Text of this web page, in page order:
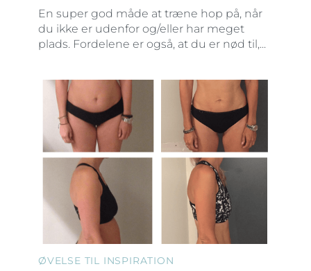
En super god måde at træne hop på, når
du ikke er udenfor og/eller har meget
plads. Fordelene er også, at du er nød til,...
ØVELSE TIL INSPIRATION